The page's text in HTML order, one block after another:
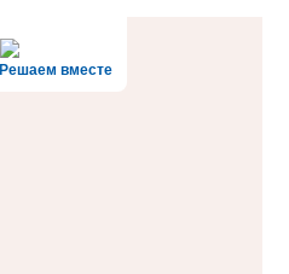
Решаем вместе